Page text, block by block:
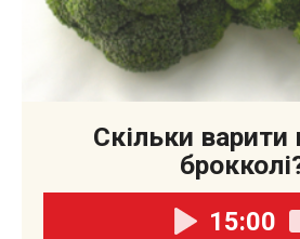
Скільки варити капусту
15:00